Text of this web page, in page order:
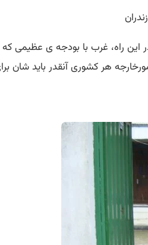
راه، غرب با بودجه ی عظیمی که
امورخارجه هر کشوری آنقدر باید